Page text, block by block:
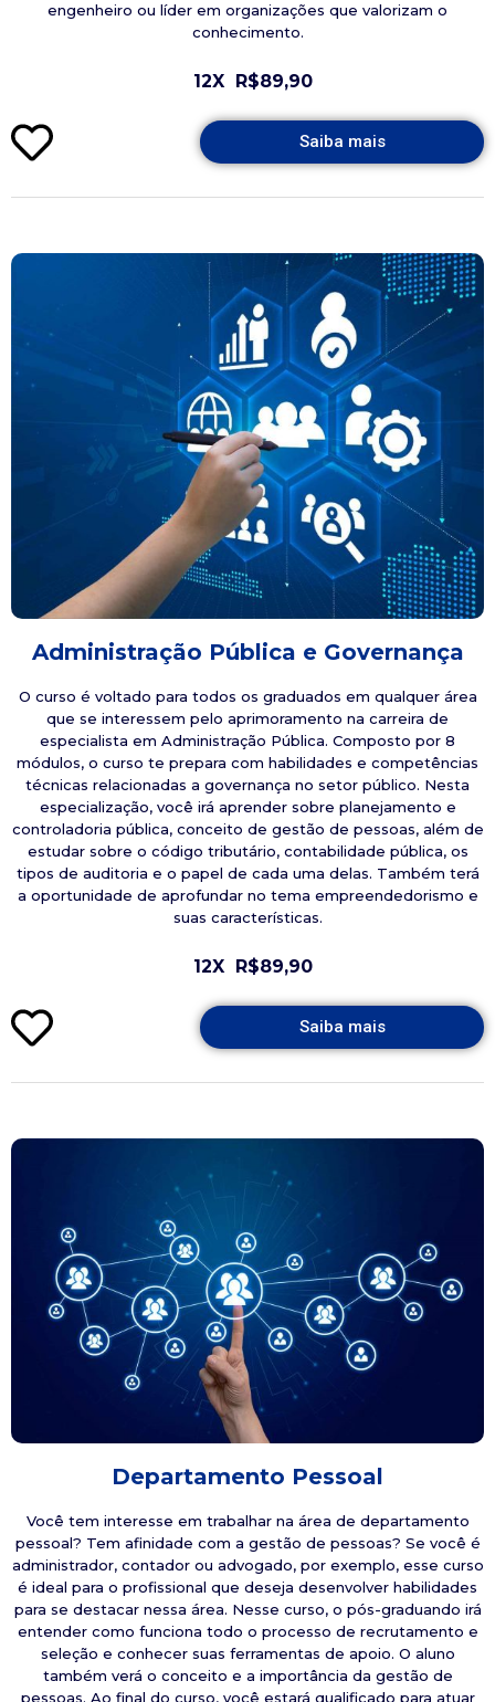
engenheiro ou líder em organizações que valorizam o
conhecimento.
12X R$89,90
Saiba mais
Administração Pública e Governança
O curso é voltado para todos os graduados em qualquer área
que se interessem pelo aprimoramento na carreira de
especialista em Administração Pública. Composto por 8
módulos, o curso te prepara com habilidades e competências
técnicas relacionadas a governança no setor público. Nesta
especialização, você irá aprender sobre planejamento e
controladoria pública, conceito de gestão de pessoas, além de
estudar sobre o código tributário, contabilidade pública, os
tipos de auditoria e o papel de cada uma delas. Também terá
a oportunidade de aprofundar no tema empreendedorismo e
suas características.
12X R$89,90
Saiba mais
Departamento Pessoal
Você tem interesse em trabalhar na área de departamento
pessoal? Tem afinidade com a gestão de pessoas? Se você é
administrador, contador ou advogado, por exemplo, esse curso
é ideal para o profissional que deseja desenvolver habilidades
para se destacar nessa área. Nesse curso, o pós-graduando irá
entender como funciona todo o processo de recrutamento e
seleção e conhecer suas ferramentas de apoio. O aluno
também verá o conceito e a importância da gestão de
pessoas. Ao final do curso, você estará qualificado para atuar